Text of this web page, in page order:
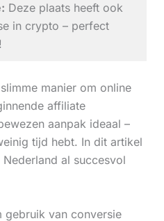
Deze plaats heeft ook
in crypto – perfect
manier om online
affiliate
aanpak ideaal –
tijd hebt. In dit artikel
al succesvol
gebruik van conversie